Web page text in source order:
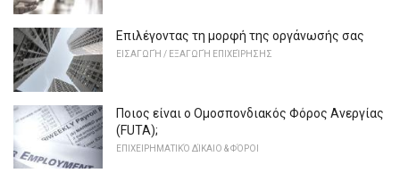
Επιλέγοντας τη μορφή της οργάνωσής σας
ΕΙΣΑΓΩΓΉ / ΕΞΑΓΩΓΉ ΕΠΙΧΕΊΡΗΣΗΣ
Ποιος είναι ο Ομοσπονδιακός Φόρος Ανεργίας
(FUTA);
ΕΠΙΧΕΙΡΗΜΑΤΙΚΌ ΔΊΚΑΙΟ & ΦΌΡΟΙ